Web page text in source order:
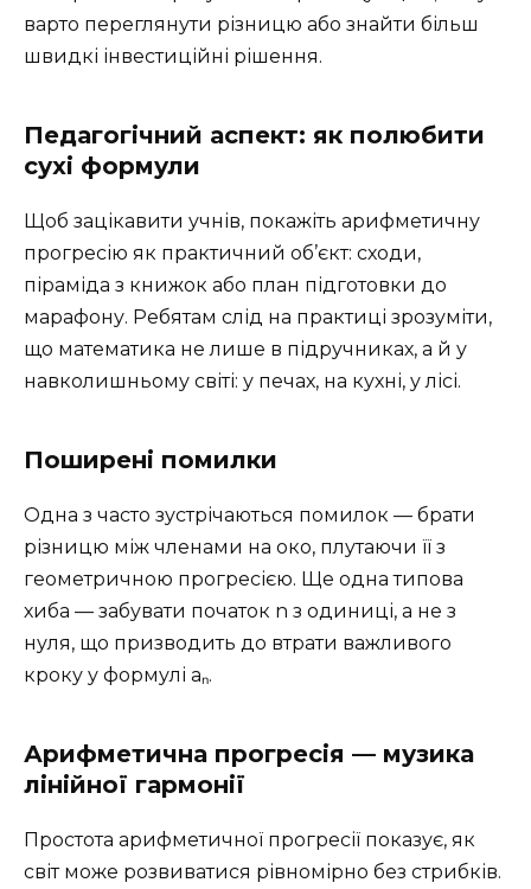
варто переглянути різницю або знайти більш
швидкі інвестиційні рішення.
Педагогічний аспект: як полюбити
сухі формули
Щоб зацікавити учнів, покажіть арифметичну
прогресію як практичний об’єкт: сходи,
піраміда з книжок або план підготовки до
марафону. Ребятам слід на практиці зрозуміти,
що математика не лише в підручниках, а й у
навколишньому світі: у печах, на кухні, у лісі.
Поширені помилки
Одна з часто зустрічаються помилок — брати
різницю між членами на око, плутаючи її з
геометричною прогресією. Ще одна типова
хиба — забувати початок n з одиниці, а не з
нуля, що призводить до втрати важливого
кроку у формулі aₙ.
Арифметична прогресія — музика
лінійної гармонії
Простота арифметичної прогресії показує, як
світ може розвиватися рівномірно без стрибків.